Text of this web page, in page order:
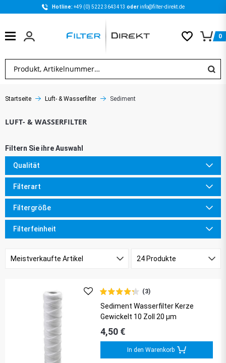
Hotline: +49 (0) 5222 3643413 oder info@filter-direkt.de
0
Startseite Luft- & Wasserfilter Sediment
Qualität
Filterart
Filtergröße
Filterfeinheit
(3)
Sediment Wasserfilter Kerze
Gewickelt 10 Zoll 20 µm
4,50 €
In den Warenkorb